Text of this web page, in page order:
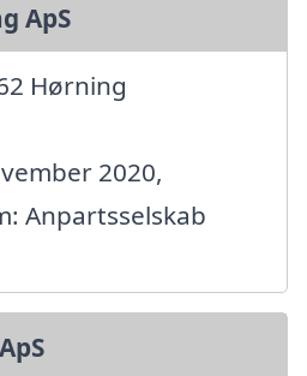
ApS
Hørning
2020,
Anpartsselskab